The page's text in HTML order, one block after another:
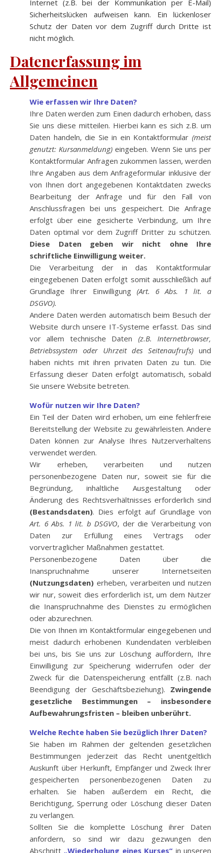
Internet (z.B. bei der Kommunikation per E-Mail)
Sicherheitslücken aufweisen kann. Ein lückenloser
Schutz der Daten vor dem Zugriff durch Dritte ist
nicht möglich.
Datenerfassung im
Allgemeinen
Wie erfassen wir Ihre Daten?
Ihre Daten werden zum Einen dadurch erhoben, dass
Sie uns diese mitteilen. Hierbei kann es sich z.B. um
Daten handeln, die Sie in ein Kontaktformular (meist
genutzt: Kursanmeldung) eingeben. Wenn Sie uns per
Kontaktformular Anfragen zukommen lassen, werden
Ihre Angaben aus dem Anfrageformular inklusive der
von Ihnen dort angegebenen Kontaktdaten zwecks
Bearbeitung der Anfrage und für den Fall von
Anschlussfragen bei uns gespeichert. Die Anfrage
erfolgt über eine gesicherte Verbindung, um Ihre
Daten optimal vor dem Zugriff Dritter zu schützen.
Diese Daten geben wir nicht ohne Ihre
schriftliche Einwilligung weiter.
Die Verarbeitung der in das Kontaktformular
eingegebenen Daten erfolgt somit ausschließlich auf
Grundlage Ihrer Einwilligung(Art. 6 Abs. 1 lit. a
DSGVO).
Andere Daten werden automatisch beim Besuch der
Website durch unsere IT-Systeme erfasst. Das sind
vor allem technische Daten (z.B. Internetbrowser,
Betriebssystem oder Uhrzeit des Seitenaufrufs) und
haben nichts mit ihren privaten Daten zu tun. Die
Erfassung dieser Daten erfolgt automatisch, sobald
Sie unsere Website betreten.
Wofür nutzen wir Ihre Daten?
Ein Teil der Daten wird erhoben, um eine fehlerfreie
Bereitstellung der Website zu gewährleisten. Andere
Daten können zur Analyse Ihres Nutzerverhaltens
verwendet werden.
Wir erheben, verarbeiten und nutzen
personenbezogene Daten nur, soweit sie für die
Begründung, inhaltliche Ausgestaltung oder
Änderung des Rechtsverhältnisses erforderlich sind
(Bestandsdaten). Dies erfolgt auf Grundlage von
Art. 6 Abs. 1 lit. b DSGVO, der die Verarbeitung von
Daten zur Erfüllung eines Vertrags oder
vorvertraglicher Maßnahmen gestattet.
Personenbezogene Daten über die
Inanspruchnahme unserer Internetseiten
(Nutzungsdaten) erheben, verarbeiten und nutzen
wir nur, soweit dies erforderlich ist, um dem Nutzer
die Inanspruchnahme des Dienstes zu ermöglichen
oder abzurechnen.
Die von Ihnen im Kontaktformular eingegebenen und
meist dadurch erhobenen Kundendaten verbleiben
bei uns, bis Sie uns zur Löschung auffordern, Ihre
Einwilligung zur Speicherung widerrufen oder der
Zweck für die Datenspeicherung entfällt (z.B. nach
Beendigung der Geschäftsbeziehung). Zwingende
gesetzliche Bestimmungen – insbesondere
Aufbewahrungsfristen – bleiben unberührt.
Welche Rechte haben Sie bezüglich Ihrer Daten?
Sie haben im Rahmen der geltenden gesetzlichen
Bestimmungen jederzeit das Recht unentgeltlich
Auskunft über Herkunft, Empfänger und Zweck Ihrer
gespeicherten personenbezogenen Daten zu
erhalten. Sie haben außerdem ein Recht, die
Berichtigung, Sperrung oder Löschung dieser Daten
zu verlangen.
Sollten Sie die komplette Löschung ihrer Daten
anfordern, so sind wir dazu gezwungen den
Abschnitt „Wiederholung eines Kurses“ in unseren